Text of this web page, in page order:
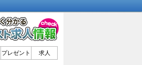
プレゼント 求人